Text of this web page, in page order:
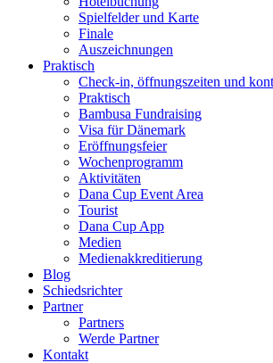
Spielfelder und Karte
Finale
Auszeichnungen
Praktisch
Check-in, öffnungszeiten und
Praktisch
Bambusa Fundraising
Visa für Dänemark
Eröffnungsfeier
Wochenprogramm
Aktivitäten
Dana Cup Event Area
Tourist
Dana Cup App
Medien
Medienakkreditierung
Blog
Schiedsrichter
Partner
Partners
Werde Partner
Kontakt